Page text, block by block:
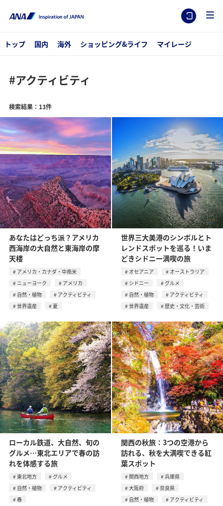
トップ 国内 海外 ショッピング&ライフ マイレージ
#アクティビティ
検索結果：13件
あなたはどっち派？アメリカ
西海岸の大自然と東海岸の摩
天楼
アメリカ・カナダ・中南米
ニューヨーク
アメリカ
自然・植物
アクティビティ
世界遺産
夏
世界三大美港のシンボルとト
レンドスポットを巡る！いま
どきシドニー満喫の旅
オセアニア
オーストラリア
シドニー
グルメ
自然・植物
アクティビティ
世界遺産
歴史・文化・芸術
ローカル鉄道、大自然、旬の
グルメ…東北エリアで春の訪
れを体感する旅
東北地方
グルメ
自然・植物
アクティビティ
春
関西の秋旅：3つの空港から
訪れる、秋を大満喫できる紅
葉スポット
関西地方
兵庫県
大阪府
奈良県
自然・植物
アクティビティ